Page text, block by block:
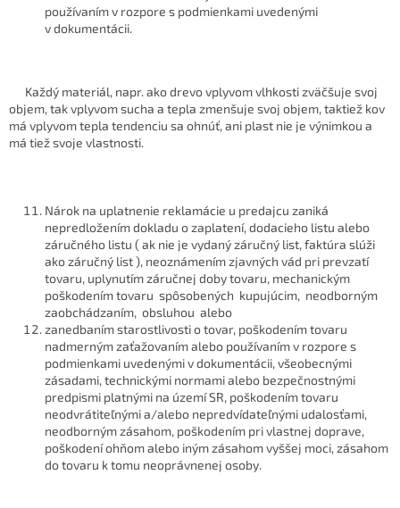
používaním v rozpore s podmienkami uvedenými
v dokumentácii.
Každý materiál, napr. ako drevo vplyvom vlhkosti zväčšuje svoj
objem, tak vplyvom sucha a tepla zmenšuje svoj objem, taktiež kov
má vplyvom tepla tendenciu sa ohnúť, ani plast nie je výnimkou a
má tiež svoje vlastnosti.
Nárok na uplatnenie reklamácie u predajcu zaniká
nepredložením dokladu o zaplatení, dodacieho listu alebo
záručného listu ( ak nie je vydaný záručný list, faktúra slúži
ako záručný list ), neoznámením zjavných vád pri prevzatí
tovaru, uplynutím záručnej doby tovaru, mechanickým
poškodením tovaru spôsobených kupujúcim, neodborným
zaobchádzaním, obsluhou alebo
zanedbaním starostlivosti o tovar, poškodením tovaru
nadmerným zaťažovaním alebo používaním v rozpore s
podmienkami uvedenými v dokumentácii, všeobecnými
zásadami, technickými normami alebo bezpečnostnými
predpismi platnými na území SR, poškodením tovaru
neodvrátiteľnými a/alebo nepredvídateľnými udalosťami,
neodborným zásahom, poškodením pri vlastnej doprave,
poškodení ohňom alebo iným zásahom vyššej moci, zásahom
do tovaru k tomu neoprávnenej osoby.